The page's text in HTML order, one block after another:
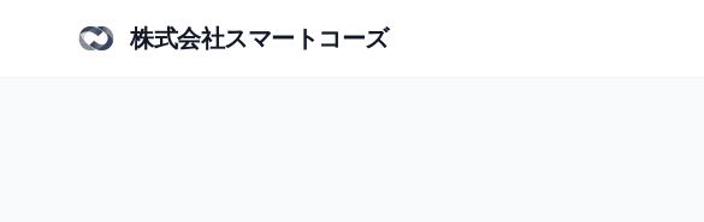
株式会社スマートコーズ